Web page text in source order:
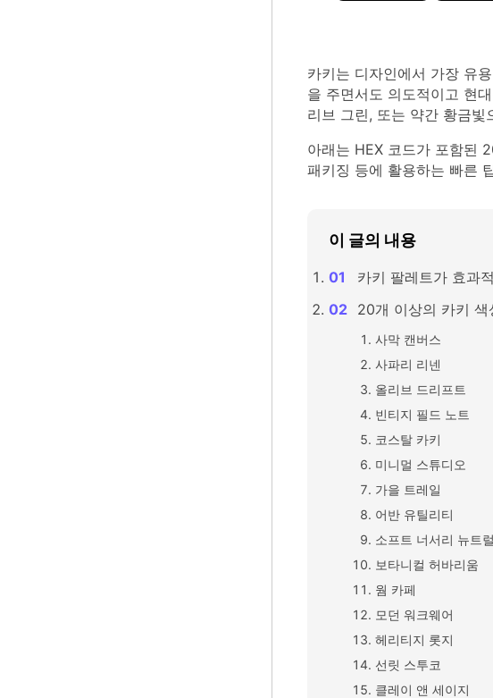
카키는 디자인에서 가장 유
을 주면서도 의도적이고 현
리브 그린, 또는 약간 황금빛
아래는 HEX 코드가 포함된
패키징 등에 활용하는 빠른
이 글의 내용
카키 팔레트가 효과
20개 이상의 카키
사막 캔버스
사파리 리넨
올리브 드리프트
빈티지 필드 노트
코스탈 카키
미니멀 스튜디오
가을 트레일
어반 유틸리티
소프트 너서리 뉴트럴
보타니컬 허바리움
웜 카페
모던 워크웨어
헤리티지 롯지
선릿 스투코
클레이 앤 세이지